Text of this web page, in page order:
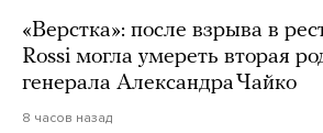
«Верстка»: после взрыва в
Rossi могла умереть вторая
генерала Александра Чайко
8 часов назад